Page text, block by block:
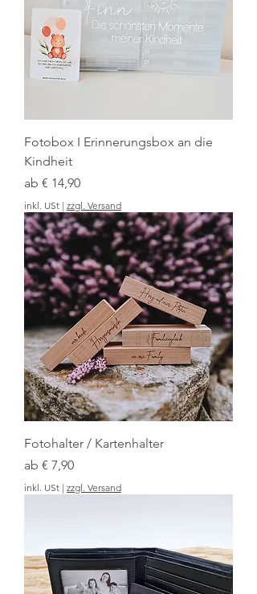
Fotobox I Erinnerungsbox an die
Kindheit
ab € 14,90
Sale-Preis
inkl. USt | zzgl. Versand
Fotohalter / Kartenhalter
ab € 7,90
Sale-Preis
inkl. USt | zzgl. Versand